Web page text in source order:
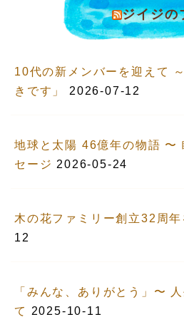
ジイジの
10代の新メンバーを迎えて
きです」
2026-07-12
地球と太陽 46億年の物語 〜
セージ 2026-05-24
木の花ファミリー創立32周年
12
「みんな、ありがとう」〜
て
2025-10-11